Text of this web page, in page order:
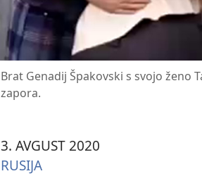
Brat Genadij Špakovski s svojo ženo
zapora.
3. AVGUST 2020
RUSIJA